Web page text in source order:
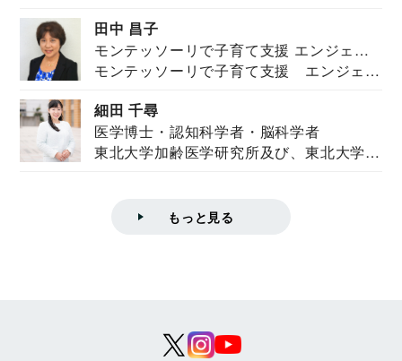
田中 昌子
モンテッソーリで子育て支援 エンジェル
ズハウス研究所所長
モンテッソーリで子育て支援 エンジェル
細田 千尋
医学博士・認知科学者・脳科学者
東北大学加齢医学研究所及び、東北大学大
もっと見る